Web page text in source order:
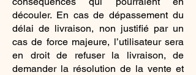
découler. En cas de dépassement du
délai de livraison, non justifié par un
cas de force majeure, l’utilisateur sera
en droit de refuser la livraison, de
demander la résolution de la vente et